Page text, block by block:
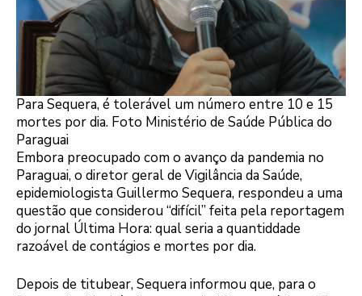
Para Sequera, é tolerável um número entre 10 e 15
mortes por dia. Foto Ministério de Saúde Pública do
Paraguai
Embora preocupado com o avanço da pandemia no
Paraguai, o diretor geral de Vigilância da Saúde,
epidemiologista Guillermo Sequera, respondeu a uma
questão que considerou “difícil” feita pela reportagem
do jornal Última Hora: qual seria a quantiddade
razoável de contágios e mortes por dia.
Depois de titubear, Sequera informou que, para o